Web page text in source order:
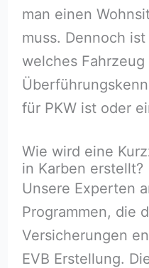
man einen
muss. Dennoch
welches Fahrzeug
für PKW ist oder
Wie wird eine
in Karben erstellt?
Unsere Experten
Programmen, die
Versicherungen
EVB Erstellung.